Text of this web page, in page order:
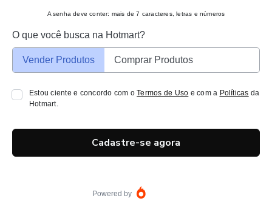
A senha deve conter: mais de 7 caracteres, letras e números
O que você busca na Hotmart?
Vender Produtos Comprar Produtos
Estou ciente e concordo com oTermos de Uso e com a Políticas da
Hotmart.
Cadastre-se agora
Powered by